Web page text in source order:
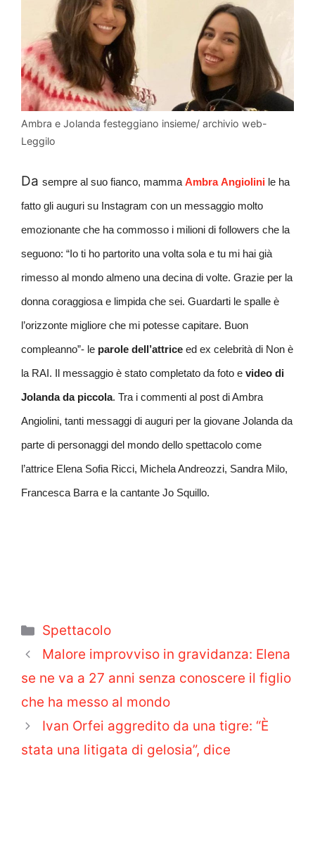
Ambra e Jolanda festeggiano insieme/ archivio web-
Leggilo
Da sempre al suo fianco, mamma Ambra Angiolini le ha
fatto gli auguri su Instagram con un messaggio molto
emozionante che ha commosso i milioni di followers che la
seguono: “Io ti ho partorito una volta sola e tu mi hai già
rimesso al mondo almeno una decina di volte. Grazie per la
donna coraggiosa e limpida che sei. Guardarti le spalle è
l’orizzonte migliore che mi potesse capitare. Buon
compleanno”- le parole dell’attrice ed ex celebrità di Non è
la RAI. Il messaggio è stato completato da foto e video di
Jolanda da piccola. Tra i commenti al post di Ambra
Angiolini, tanti messaggi di auguri per la giovane Jolanda da
parte di personaggi del mondo dello spettacolo come
l’attrice Elena Sofia Ricci, Michela Andreozzi, Sandra Milo,
Francesca Barra e la cantante Jo Squillo.
Categorie
Spettacolo
Malore improvviso in gravidanza: Elena
se ne va a 27 anni senza conoscere il figlio
che ha messo al mondo
Ivan Orfei aggredito da una tigre: “È
stata una litigata di gelosia”, dice